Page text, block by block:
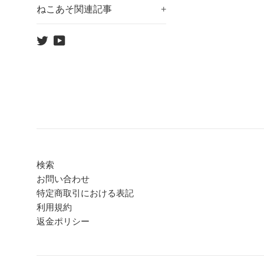
ねこあそ関連記事 +
TwitterYouTube
検索
お問い合わせ
特定商取引における表記
利用規約
返金ポリシー